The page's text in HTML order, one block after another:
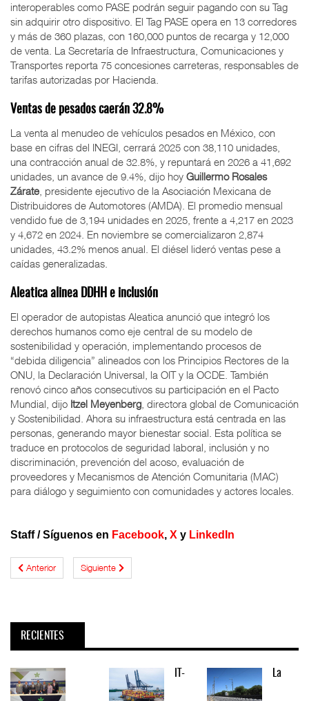
interoperables como PASE podrán seguir pagando con su Tag
sin adquirir otro dispositivo. El Tag PASE opera en 13 corredores
y más de 360 plazas, con 160,000 puntos de recarga y 12,000
de venta. La Secretaría de Infraestructura, Comunicaciones y
Transportes reporta 75 concesiones carreteras, responsables de
tarifas autorizadas por Hacienda.
Ventas de pesados caerán 32.8%
La venta al menudeo de vehículos pesados en México, con
base en cifras del INEGI, cerrará 2025 con 38,110 unidades,
una contracción anual de 32.8%, y repuntará en 2026 a 41,692
unidades, un avance de 9.4%, dijo hoy Guillermo Rosales
Zárate , presidente ejecutivo de la Asociación Mexicana de
Distribuidores de Automotores (AMDA). El promedio mensual
vendido fue de 3,194 unidades en 2025, frente a 4,217 en 2023
y 4,672 en 2024. En noviembre se comercializaron 2,874
unidades, 43.2% menos anual. El diésel lideró ventas pese a
caídas generalizadas.
Aleatica alinea DDHH e inclusión
El operador de autopistas Aleatica anunció que integró los
derechos humanos como eje central de su modelo de
sostenibilidad y operación, implementando procesos de
“debida diligencia” alineados con los Principios Rectores de la
ONU, la Declaración Universal, la OIT y la OCDE. También
renovó cinco años consecutivos su participación en el Pacto
Mundial, dijo Itzel Meyenberg , directora global de Comunicación
y Sostenibilidad. Ahora su infraestructura está centrada en las
personas, generando mayor bienestar social. Esta política se
traduce en protocolos de seguridad laboral, inclusión y no
discriminación, prevención del acoso, evaluación de
proveedores y Mecanismos de Atención Comunitaria (MAC)
para diálogo y seguimiento con comunidades y actores locales.
Staff / Síguenos en Facebook, X y LinkedIn
Anterior Siguiente
RECIENTES
IT- La